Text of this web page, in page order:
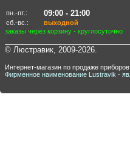
пн.-пт.: 09:00 - 21:00
сб.-вс.:
выходной
заказы через корзину - круглосуточно
© Люстравик, 2009-2026.
Интернет-магазин по продаже
Фирменное наименование Lustravik -